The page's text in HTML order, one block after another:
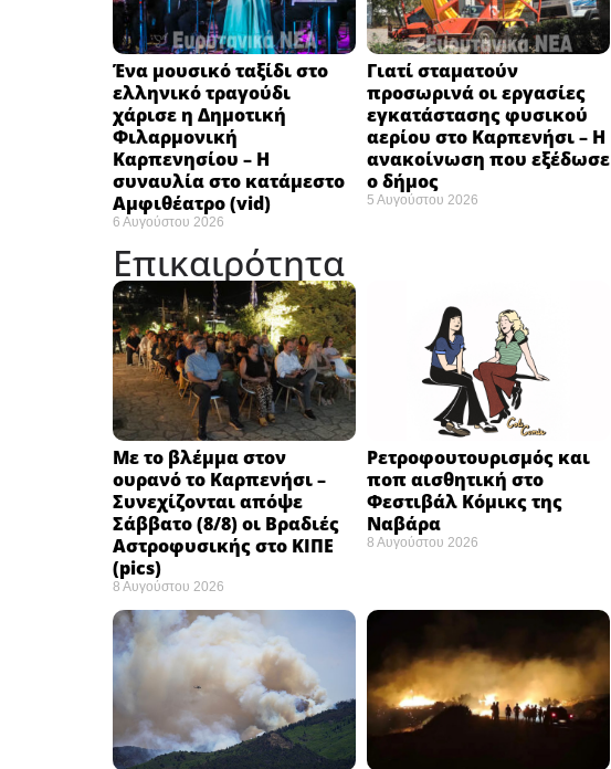
Ένα μουσικό ταξίδι στο
ελληνικό τραγούδι
χάρισε η Δημοτική
Φιλαρμονική
Καρπενησίου – Η
συναυλία στο κατάμεστο
Αμφιθέατρο (vid)
6 Αυγούστου 2026
Γιατί σταματούν
προσωρινά οι εργασίες
εγκατάστασης φυσικού
αερίου στο Καρπενήσι – Η
ανακοίνωση που εξέδωσε
ο δήμος
5 Αυγούστου 2026
Επικαιρότητα
Με το βλέμμα στον
ουρανό το Καρπενήσι –
Συνεχίζονται απόψε
Σάββατο (8/8) οι Βραδιές
Αστροφυσικής στο ΚΙΠΕ
(pics)
8 Αυγούστου 2026
Ρετροφουτουρισμός και
ποπ αισθητική στο
Φεστιβάλ Κόμικς της
Ναβάρα ​
8 Αυγούστου 2026